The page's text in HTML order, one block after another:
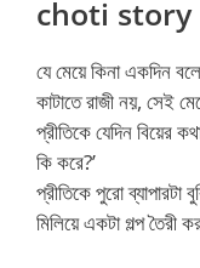
choti story
যে মেয়ে কিনা একদিন
কাটাতে রাজী নয়, সেই
প্রীতিকে যেদিন বিয়ের
কি করে?’
প্রীতিকে পুরো ব্যাপারটা
মিলিয়ে একটা গল্প তৈরী